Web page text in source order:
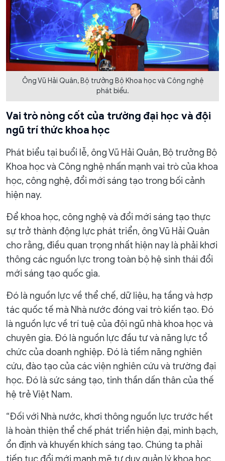
Ông Vũ Hải Quân, Bộ trưởng Bộ Khoa học và Công nghệ
phát biểu.
Vai trò nòng cốt của trường đại học và đội
ngũ trí thức khoa học
Phát biểu tại buổi lễ, ông Vũ Hải Quân, Bộ trưởng Bộ
Khoa học và Công nghệ nhấn mạnh vai trò của khoa
học, công nghệ, đổi mới sáng tạo trong bối cảnh
hiện nay.
Để khoa học, công nghệ và đổi mới sáng tạo thực
sự trở thành động lực phát triển, ông Vũ Hải Quân
cho rằng, điều quan trọng nhất hiện nay là phải khơi
thông các nguồn lực trong toàn bộ hệ sinh thái đổi
mới sáng tạo quốc gia.
Đó là nguồn lực về thể chế, dữ liệu, hạ tầng và hợp
tác quốc tế mà Nhà nước đóng vai trò kiến tạo. Đó
là nguồn lực về trí tuệ của đội ngũ nhà khoa học và
chuyên gia. Đó là nguồn lực đầu tư và năng lực tổ
chức của doanh nghiệp. Đó là tiềm năng nghiên
cứu, đào tạo của các viện nghiên cứu và trường đại
học. Đó là sức sáng tạo, tinh thần dấn thân của thế
hệ trẻ Việt Nam.
“Đối với Nhà nước, khơi thông nguồn lực trước hết
là hoàn thiện thể chế phát triển hiện đại, minh bạch,
ổn định và khuyến khích sáng tạo. Chúng ta phải